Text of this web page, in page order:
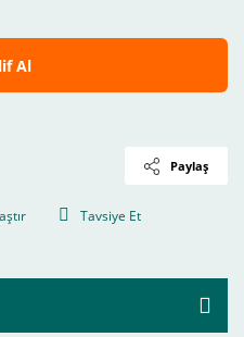
Al
Paylaş
Tavsiye Et